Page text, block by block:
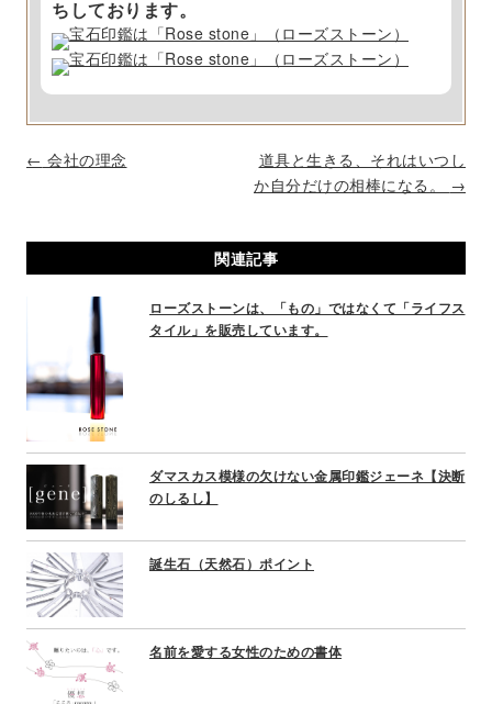
ちしております。
P
g
a
t
i
o
n
← 会社の理念
道具と生きる、それはいつし
か自分だけの相棒になる。
→
関連記事
ローズストーンは、「もの」ではなくて「ライフス
タイル」を販売しています。
ダマスカス模様の欠けない金属印鑑ジェーネ【決断
のしるし】
誕生石（天然石）ポイント
名前を愛する女性のための書体